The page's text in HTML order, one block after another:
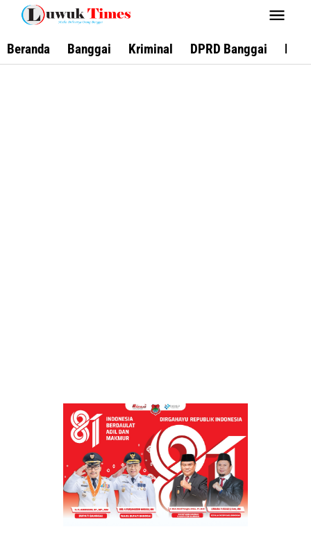
Lewati
konten
Beranda Banggai Kriminal DPRD Banggai